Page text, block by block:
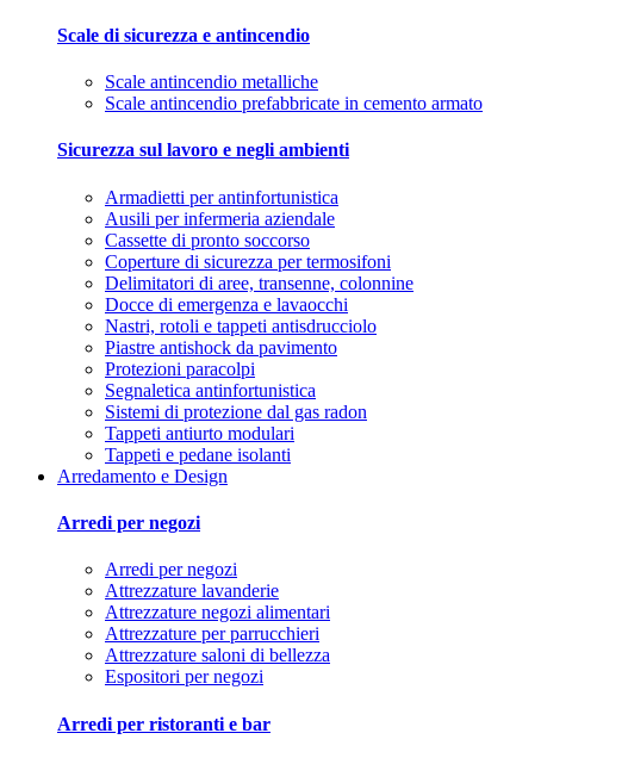
Scale di sicurezza e antincendio
Scale antincendio metalliche
Scale antincendio prefabbricate in cemento armato
Sicurezza sul lavoro e negli ambienti
Armadietti per antinfortunistica
Ausili per infermeria aziendale
Cassette di pronto soccorso
Coperture di sicurezza per termosifoni
Delimitatori di aree, transenne, colonnine
Docce di emergenza e lavaocchi
Nastri, rotoli e tappeti antisdrucciolo
Piastre antishock da pavimento
Protezioni paracolpi
Segnaletica antinfortunistica
Sistemi di protezione dal gas radon
Tappeti antiurto modulari
Tappeti e pedane isolanti
Arredamento e Design
Arredi per negozi
Arredi per negozi
Attrezzature lavanderie
Attrezzature negozi alimentari
Attrezzature per parrucchieri
Attrezzature saloni di bellezza
Espositori per negozi
Arredi per ristoranti e bar